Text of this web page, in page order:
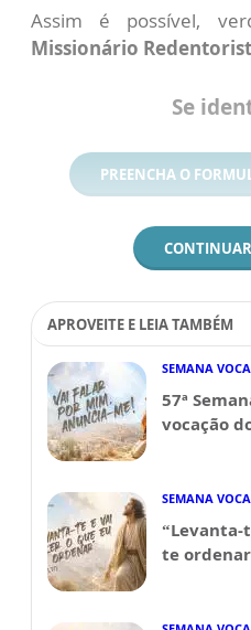
Assim é possível,
Missionário
Se
PREENCHA O
APROVEITE E LEIA TAMBÉM
SEMANA
57ª
vocação
SEMANA
“Levanta-
te